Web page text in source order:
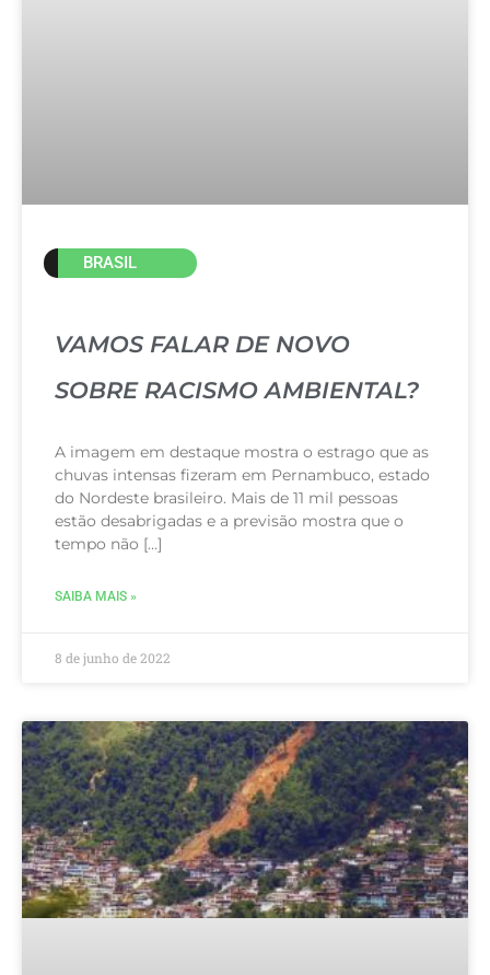
BRASIL
VAMOS FALAR DE NOVO
SOBRE RACISMO AMBIENTAL?
A imagem em destaque mostra o estrago que as
chuvas intensas fizeram em Pernambuco, estado
do Nordeste brasileiro. Mais de 11 mil pessoas
estão desabrigadas e a previsão mostra que o
tempo não […]
SAIBA MAIS »
8 de junho de 2022